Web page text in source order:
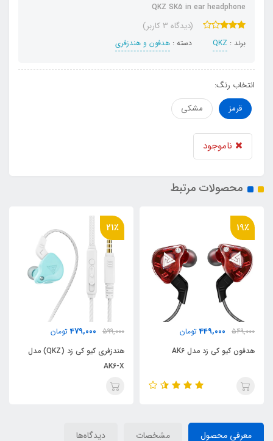
QKZ SK5 in ear headphone
(دیدگاه 3 کاربر)
برند : QKZ دسته : هدفون‌ و‌ هندزفری
انتخاب رنگ:
قرمز
مشکی
ناموجود
محصولات مرتبط
21٪
599,000
479,000 تومان
هندزفری کیو کی زد (QKZ) مدل
24٪
649,000
499,000 تومان
هدفون کیو کی زد مدل Sk3
معرفی محصول مشخصات دیدگاه‌ها